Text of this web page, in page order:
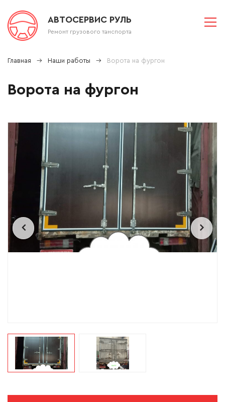
АВТОСЕРВИС РУЛЬ
Ремонт грузового танспорта
Главная Наши работы Ворота на фургон
Ворота на фургон